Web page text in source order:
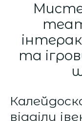
та
відділу